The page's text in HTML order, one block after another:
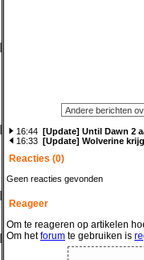
16:44 [Update] Until Dawn 2
16:33 [Update] Wolverine
Reacties (0)
Geen reacties gevonden
Reageer
Om te reageren op artikelen
Om hetforum te gebruiken is